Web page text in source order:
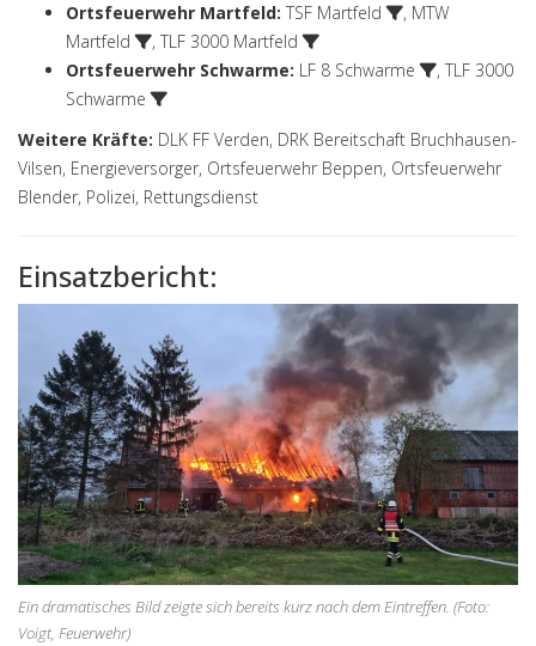
Ortsfeuerwehr Martfeld: TSF Martfeld , MTW
Martfeld
, TLF 3000 Martfeld
Ortsfeuerwehr Schwarme: LF 8 Schwarme , TLF 3000
Schwarme
Weitere Kräfte: DLK FF Verden, DRK Bereitschaft Bruchhausen-
Vilsen, Energieversorger, Ortsfeuerwehr Beppen, Ortsfeuerwehr
Blender, Polizei, Rettungsdienst
Einsatzbericht:
Ein dramatisches Bild zeigte sich bereits kurz nach dem Eintreffen. (Foto:
Voigt, Feuerwehr)